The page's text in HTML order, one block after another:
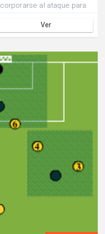
al ataque para
las funciones de los
Ver